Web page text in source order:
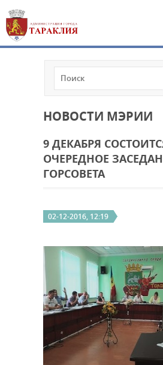
НОВОСТИ МЭРИИ
9 ДЕКАБРЯ
ОЧЕРЕДНОЕ
ГОРСОВЕТА
02-12-2016, 12:19